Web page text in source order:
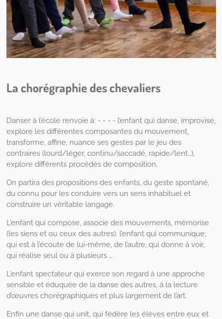
La chorégraphie des chevaliers
Danser à l’école renvoie à: - - - - l’enfant qui danse, improvise,
explore les différentes composantes du mouvement,
transforme, affine, nuance ses gestes par le jeu des
contraires (lourd/léger, continu/saccadé, rapide/lent…),
explore différents procédés de composition.
On partira des propositions des enfants, du geste spontané,
du connu pour les conduire vers un sens inhabituel et
construire un véritable langage.
L’enfant qui compose, associe des mouvements, mémorise
(les siens et ou ceux des autres). l’enfant qui communique,
qui est à l’écoute de lui-même, de l’autre, qui donne à voir,
qui réalise seul ou à plusieurs …
L’enfant spectateur qui exerce son regard à une approche
sensible et éduquée de la danse des autres, à la lecture
d’œuvres chorégraphiques et plus largement de l’art.
Enfin une danse qui unit, qui fédère les élèves entre eux et